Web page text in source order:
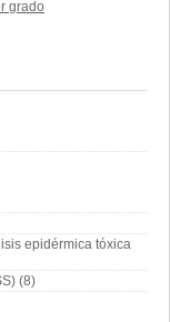
epidérmica tóxica
(8)